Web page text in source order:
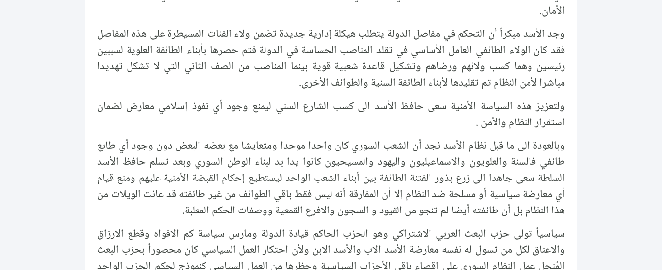
الأمان.
وجد الأسد مبكراً أن التحكم في مفاصل الدولة يتطلب هيكلة إدارية جديدة تضمن ولاء الفئات المسيطرة على هذه المفاصل
فقد كان الولاء الطائفي العامل الأساسي في تقلد المناصب الحساسة في الدولة فتم حصرها بأبناء الطائفة العلوية لسببين
رئيسين وهما كسب ولائهم ورضاهم وتشكيل قاعدة شعبية قوية بينما المناصب من الصف الثاني التي لا تشكل تهديدا
مباشرا لأمن النظام تم تقليدها لأبناء الطائفة السنية والطوائف الأخرى.
ولتعزيز هذه السياسة الأمنية سعى حافظ الأسد الى كسب الشارع السني ليمنع وجود أي نفوذ إسلامي معارض لضمان
استقرار النظام والأمن .
وبالعودة الى ما قبل نظام الأسد نجد أن الشعب السوري كان واحدا موحدا ومتعايشا مع بعضه البعض دون وجود أي طابع
طائفي فالسنة والعلويون والاسماعيليون واليهود والمسيحيون كانوا يدا بد لبناء الوطن السوري وبعد تسلم حافظ الأسد
السلطة سعى جاهدا الى زرع بذور الفتنة الطائفة بين أبناء الشعب الواحد ليستطيع إحكام القبضة الأمنية عليهم ومنع قيام
أي معارضة سياسية أو مسلحة ضد النظام إلا أن المفارقة أنه ليس فقط باقي الطوائف من غير طائفته قد عانت الويلات من
هذا النظام بل أن طائفته أيضا لم تنجو من القيود و السجون والافرع القمعية ووصفات الحكم المعلبة.
سياسياً تولى حزب البعث العربي الاشتراكي وهو الحزب الحاكم قيادة الدولة ومارس سياسة كم الافواه وقطع الارزاق
والاعناق لكل من تسول له نفسه معارضة الأسد الاب والأسد الابن ولأن احتكار العمل السياسي كان محصوراً بحزب البعث